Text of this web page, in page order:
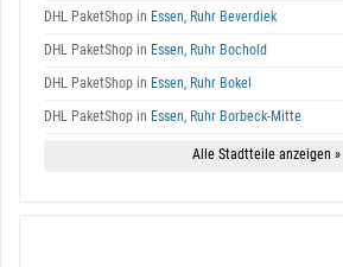
DHL PaketShop in Essen, Ruhr Beverdiek
DHL PaketShop in Essen, Ruhr Bochold
DHL PaketShop in Essen, Ruhr Bokel
DHL PaketShop in Essen, Ruhr Borbeck-Mitte
Alle Stadtteile anzeigen »